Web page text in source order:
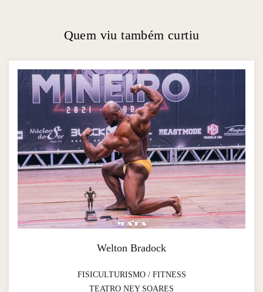
Quem viu também curtiu
Welton Bradock
FISICULTURISMO / FITNESS
TEATRO NEY SOARES